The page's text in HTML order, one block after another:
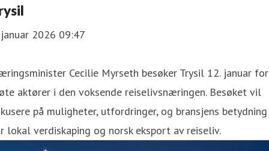
2026 09:47
Cecilie Myrseth besøker Trysil 12. januar
aktører i den voksende reiselivsnæringen. Besøket vil
på muligheter, utfordringer, og bransjens betydning
lokal verdiskaping og norsk eksport av reiseliv.